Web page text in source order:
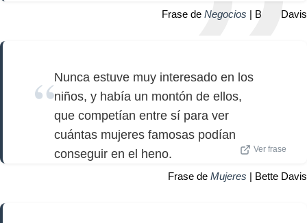
Frase de Negocios | Bette Davis
Nunca estuve muy interesado en los
niños, y había un montón de ellos,
que competían entre sí para ver
cuántas mujeres famosas podían
conseguir en el heno.
Ver frase
Frase de Mujeres | Bette Davis